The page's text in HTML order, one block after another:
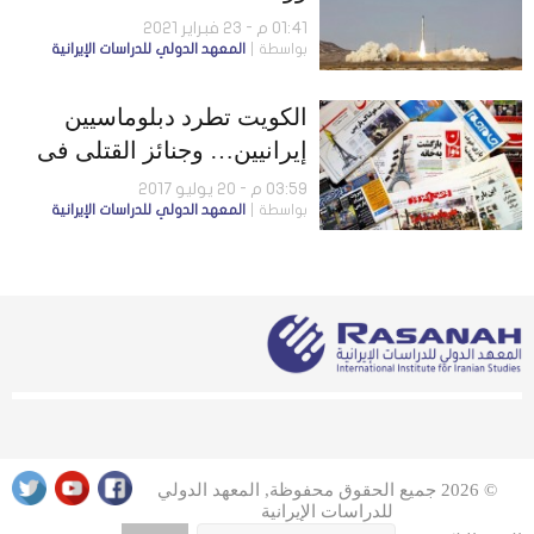
01:41 م - 23 فبراير 2021
بواسطة المعهد الدولي للدراسات الإيرانية
الكويت تطرد دبلوماسيين
إيرانيين… وجنائز القتلى فى
سوريا تجوب شوارع طهران
03:59 م - 20 يوليو 2017
بواسطة المعهد الدولي للدراسات الإيرانية
© 2026 جميع الحقوق محفوظة, المعهد الدولي
للدراسات الإيرانية